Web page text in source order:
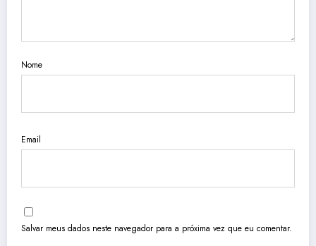
Nome
Email
Salvar meus dados neste navegador para a próxima vez que eu comentar.